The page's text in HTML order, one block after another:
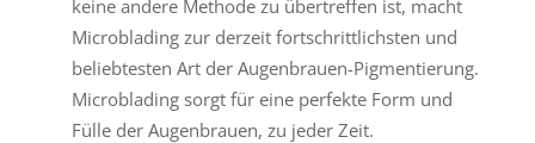
keine andere Methode zu übertreffen ist, macht
Microblading zur derzeit fortschrittlichsten und
beliebtesten Art der Augenbrauen-Pigmentierung.
Microblading sorgt für eine perfekte Form und
Fülle der Augenbrauen, zu jeder Zeit.